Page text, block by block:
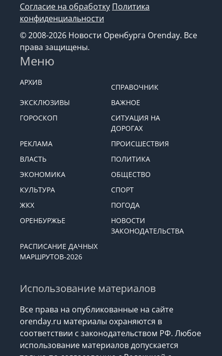
Согласие на обработку Политика
конфиденциальности
© 2008-2026 Новости Оренбурга Orenday. Все
права защищены.
Меню
АРХИВ
СПРАВОЧНИК
ЭКСКЛЮЗИВЫ
ВАЖНОЕ
ГОРОСКОП
СИТУАЦИЯ НА
ДОРОГАХ
РЕКЛАМА
ПРОИСШЕСТВИЯ
ВЛАСТЬ
ПОЛИТИКА
ЭКОНОМИКА
ОБЩЕСТВО
КУЛЬТУРА
СПОРТ
ЖКХ
ПОГОДА
ОРЕНБУРЖЬЕ
НОВОСТИ
ЗАКОНОДАТЕЛЬСТВА
РАСПИСАНИЕ ДАЧНЫХ
МАРШРУТОВ-2026
Использование материалов
Все права на опубликованные на сайте
orenday.ru материалы охраняются в
соответствии с законодательством РФ. Любое
использование материалов допускается